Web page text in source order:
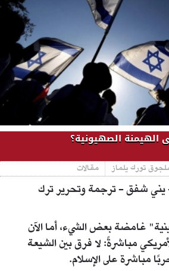
الهيمنة الصهيونية؟
تورك يلماز مقالات
شفق - ترجمة وتحرير ترك
غامضة بعض الشيء، أما الآن
مباشرةً: لا فرق بين الشيعة
مباشرة على الإسلام.